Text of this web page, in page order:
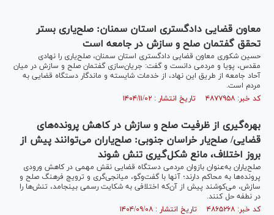
معاون قضایی دادگستری استان سمنان: صلح‌یاری بستر
تحقق گفتمان صلح و سازش در جامعه است
حسین شکوری معاون قضایی دادگستری استان سمنان، صلح‌یاری را نهادی
مقدس، پویا و مردمی دانست و گفت: جریان‌سازی گفتمان صلح و سازش در میان
آحاد جامعه از طریق این نهاد، از خدمات شایسته و ماندگار دستگاه قضایی به
مردم است.
کد خبر: ۴۸۷۷۹۵۸ تاریخ انتشار : ۱۴۰۴/۱۱/۰۲
بهره‌گیری از ظرفیت صلح و سازش در کاهش پرونده‌های
قضایی/ صلح‌یار خراسان جنوبی: صلح‌یاران می‌توانند پیش از
بروز اختلاف، مانع شکل‌گیری تنش شوند
صلح‌یاران به‌عنوان بازوان مردمی دستگاه قضایی نقش مهمی در کاهش ورودی
پرونده‌ها به محاکم دارند؛ آنها با گفت‌و‌گو، میانجی‌گری و ترویج فرهنگ صلح و
سازش، می‌کوشند پیش از آن‌که اختلافی به شکایت رسمی بینجامد، تنش‌ها را
در نطفه حل کنند.
کد خبر: ۴۸۶۵۲۶۸ تاریخ انتشار : ۱۴۰۴/۰۹/۰۸